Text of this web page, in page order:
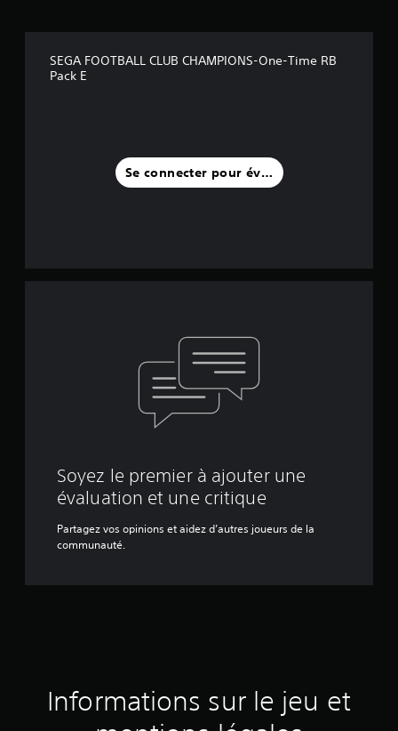
SEGA FOOTBALL CLUB CHAMPIONS-One-Time RB
Pack E
Se connecter pour évaluer
Soyez le premier à ajouter une
évaluation et une critique
Partagez vos opinions et aidez d’autres joueurs de la
communauté.
Informations sur le jeu et